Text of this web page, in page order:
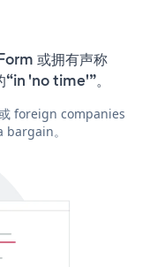
或拥有声称
'no time'”。
foreign companies
。